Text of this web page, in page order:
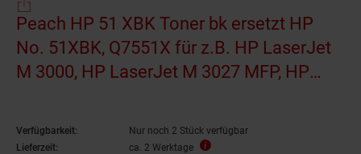
Peach HP 51 XBK Toner bk ersetzt HP
No. 51XBK, Q7551X für z.B. HP LaserJet
M 3000, HP LaserJet M 3027 MFP, HP
Verfügbarkeit:
Nur noch 2 Stück verfügbar
Lieferzeit:
ca. 2 Werktage